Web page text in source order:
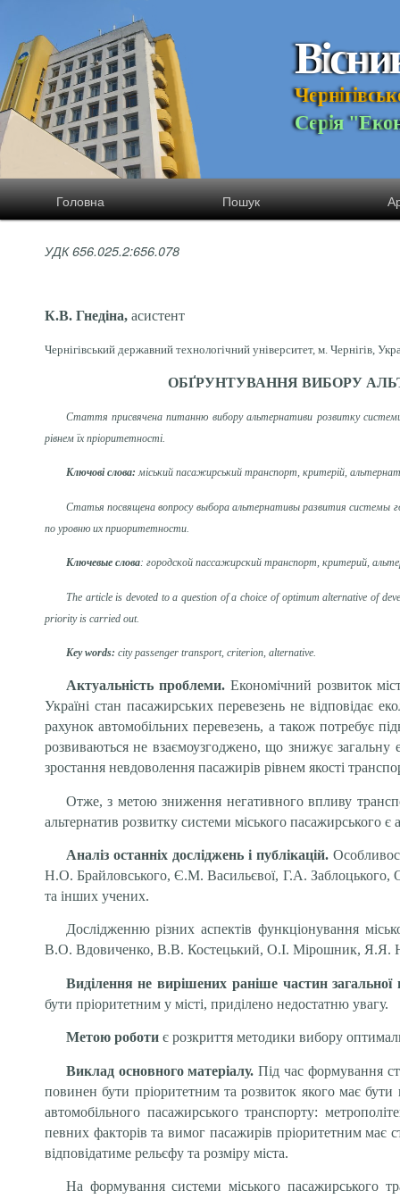
Вісни
Чернігівськ
Серія "Еко
Головна Пошук
УДК 656.025.2:656.078
К.В. Гнедіна, асистент
Чернігівський державний технологічний університет, м. Чернігів,
ОБҐРУНТУВАННЯ ВИБОРУ
Стаття присвячена питанню вибору альтернативи розвитку системи
рівнем їх пріоритетності.
Ключові слова: міський пасажирський транспорт, критерій,
Статья посвящена вопросу выбора альтернативы развития системы
по уровню их приоритетности.
Ключевые слова: городской пассажирский транспорт, критерий,
The article is devoted to a question of a choice of optimum alternative of
priority is carried out.
Key words: city passenger transport, criterion, alternative.
Актуальність проблеми. Економічний розвиток
Україні стан пасажирських перевезень не відповідає
рахунок автомобільних перевезень, а також потребує
розвиваються не взаємоузгоджено, що знижує загальну
зростання невдоволення пасажирів рівнем якості
Отже, з метою зниження негативного впливу
альтернатив розвитку системи міського пасажирського
Аналіз останніх досліджень і публікацій.
Н.О. Брайловського, Є.М. Васильєвої, Г.А.
та інших учених.
Дослідженню різних аспектів функціонування
В.О. Вдовиченко, В.В. Костецький, О.І. Мірошник, Я.Я.
Виділення не вирішених раніше частин загальної
бути пріоритетним у місті, приділено недостатню увагу.
Метою роботи є розкриття методики вибору
Виклад основного матеріалу.Під час формування
повинен бути пріоритетним та розвиток якого має
автомобільного пасажирського транспорту:
певних факторів та вимог пасажирів пріоритетним має
відповідатиме рельєфу та розміру міста.
На формування системи міського пасажирського